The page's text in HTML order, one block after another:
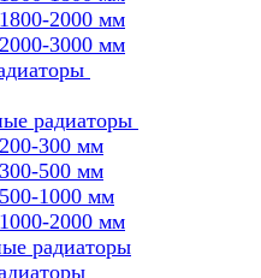
2000 мм
3000 мм
радиаторы
300 мм
500 мм
1000 мм
2000 мм
радиаторы